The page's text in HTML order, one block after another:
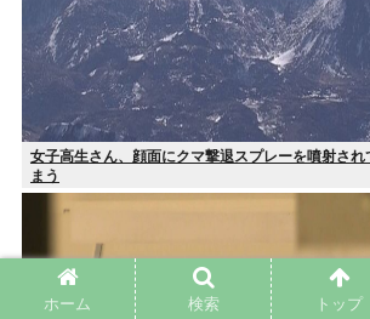
女子高生さん、顔面にクマ撃退スプレーを噴射され
まう
ホーム 検索 トップ